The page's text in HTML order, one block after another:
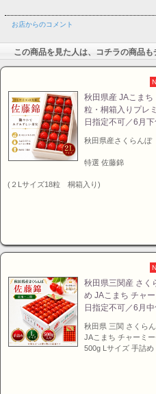
お店からのコメント
この商品を見た人は、コチラの商品も
秋田県産 JAこま
粒・桐箱入りプレ
日指定不可／6月下
秋田県産さくらんぼ
特選 佐藤錦
(２Lサイズ18粒 桐箱入り)
秋田県三関産 さく
め JAこまち チャ
日指定不可／6月中
秋田県 三関 さくら
JAこまち チャーミ
500g Lサイズ 手詰め